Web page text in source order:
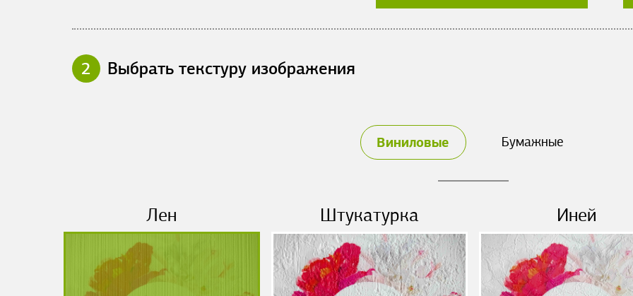
2 Выбрать текстуру изображения
Виниловые Бумажные
Лен Штукатурка Иней